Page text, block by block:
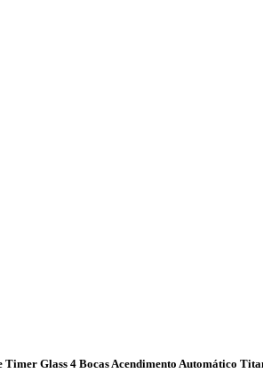
Timer Glass 4 Bocas Acendimento Automático